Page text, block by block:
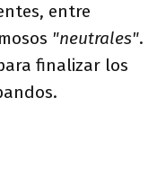
entre
"neutrales".
finalizar los